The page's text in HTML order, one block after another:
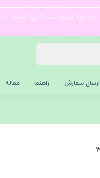
حراجیا اینجاست؟ بیا اینجا
سفارش راهنما مقاله